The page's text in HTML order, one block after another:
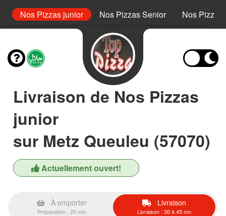
Nos Pizzas junior Nos Pizzas Senior Nos Pizzas
Livraison de Nos Pizzas
junior
sur Metz Queuleu (57070)
Actuellement ouvert!
À emporter
Préparation : 20 min
Livraison
Livraison : 30 à 45 mn